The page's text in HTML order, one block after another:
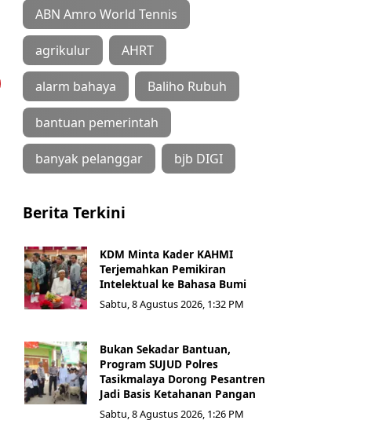
ABN Amro World Tennis
agrikulur AHRT
alarm bahaya Baliho Rubuh
bantuan pemerintah
banyak pelanggar bjb DIGI
Berita Terkini
KDM Minta Kader KAHMI
Terjemahkan Pemikiran
Intelektual ke Bahasa Bumi
Sabtu, 8 Agustus 2026, 1:32 PM
Bukan Sekadar Bantuan,
Program SUJUD Polres
Tasikmalaya Dorong Pesantren
Jadi Basis Ketahanan Pangan
Sabtu, 8 Agustus 2026, 1:26 PM